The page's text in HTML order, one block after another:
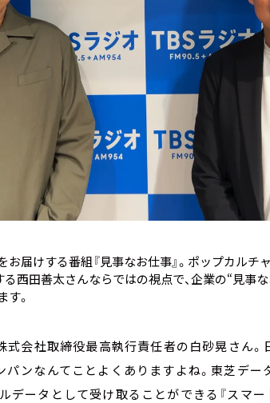
届けする番組『見事なお仕事』。ポップカルチ
西田善太さんならではの視点で、企業の“見事
。
式会社取締役最高執行責任者の白砂晃さん
パンなんてことよくありますよね。東芝デー
データとして受け取ることができる『スマー